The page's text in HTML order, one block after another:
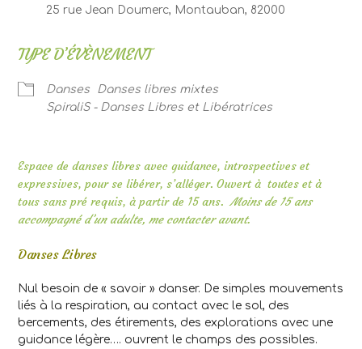
25 rue Jean Doumerc, Montauban, 82000
TYPE D’ÉVÈNEMENT
Danses
Danses libres mixtes
SpiraliS - Danses Libres et Libératrices
Espace de danses libres avec guidance, introspectives et
expressives, pour se libérer, s’alléger. Ouvert à toutes et à
tous sans pré requis, à partir de 15 ans. Moins de 15 ans
accompagné d’un adulte, me contacter avant.
Danses Libres
Nul besoin de « savoir » danser. De simples mouvements
liés à la respiration, au contact avec le sol, des
bercements, des étirements, des explorations avec une
guidance légère…. ouvrent le champs des possibles.